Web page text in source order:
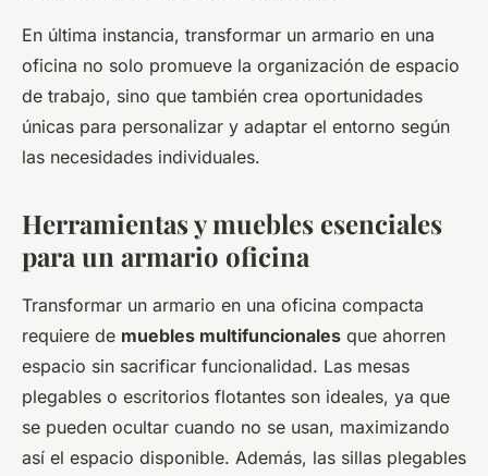
En última instancia, transformar un armario en una
oficina no solo promueve la organización de espacio
de trabajo, sino que también crea oportunidades
únicas para personalizar y adaptar el entorno según
las necesidades individuales.
Herramientas y muebles esenciales
para un armario oficina
Transformar un armario en una oficina compacta
requiere de muebles multifuncionales que ahorren
espacio sin sacrificar funcionalidad. Las mesas
plegables o escritorios flotantes son ideales, ya que
se pueden ocultar cuando no se usan, maximizando
así el espacio disponible. Además, las sillas plegables